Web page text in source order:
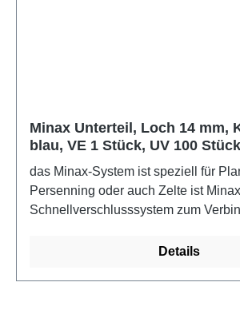
Minax Unterteil, Loch 14 mm,
blau, VE 1 Stück, UV 100 Stück
das Minax-System ist speziell für
Persenning oder auch Zelte ist
Schnellverschlusssystem zum
Bootsdeck. Durch die
Details